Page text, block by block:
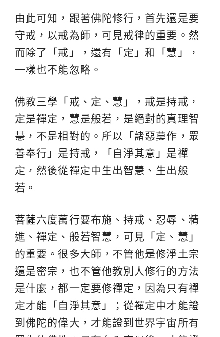
由此可知，跟著佛陀修行，首先還是要
守戒，以戒為師，可見戒律的重要。然
而除了「戒」，還有「定」和「慧」，
一樣也不能忽略。
佛教三學「戒、定、慧」，戒是持戒，
定是禪定，慧是般若，是絕對的真理智
慧，不是相對的。所以「諸惡莫作，眾
善奉行」是持戒，「自淨其意」是禪
定，然後從禪定中生出智慧、生出般
若。
菩薩六度萬行要布施、持戒、忍辱、精
進、禪定、般若智慧，可見「定、慧」
的重要。很多大師，不管他是修淨土宗
還是密宗，也不管他教別人修行的方法
是什麼，都一定要修禪定，因為只有禪
定才能「自淨其意」；從禪定中才能證
到佛陀的偉大，才能證到世界宇宙所有